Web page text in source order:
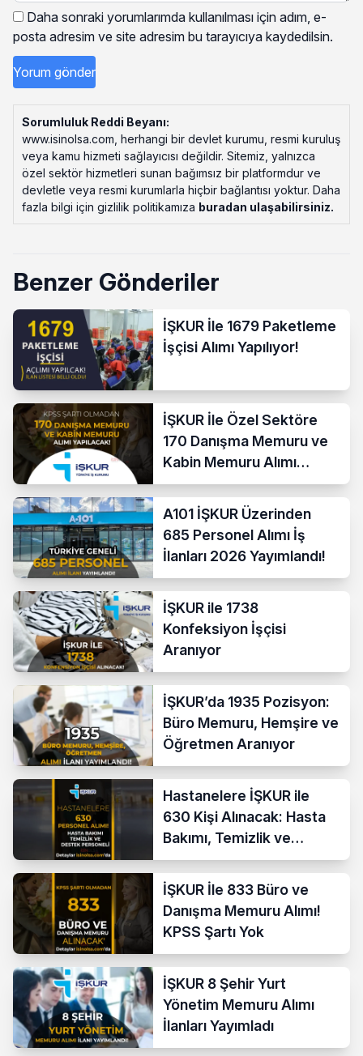
Daha sonraki yorumlarımda kullanılması için adım, e-
posta adresim ve site adresim bu tarayıcıya kaydedilsin.
Sorumluluk Reddi Beyanı:
www.isinolsa.com, herhangi bir devlet kurumu, resmi kuruluş
veya kamu hizmeti sağlayıcısı değildir. Sitemiz, yalnızca
özel sektör hizmetleri sunan bağımsız bir platformdur ve
devletle veya resmi kurumlarla hiçbir bağlantısı yoktur. Daha
fazla bilgi için gizlilik politikamıza buradan ulaşabilirsiniz.
Benzer Gönderiler
İŞKUR İle 1679 Paketleme
İşçisi Alımı Yapılıyor!
İŞKUR İle Özel Sektöre
170 Danışma Memuru ve
Kabin Memuru Alımı
Başladı
A101 İŞKUR Üzerinden
685 Personel Alımı İş
İlanları 2026 Yayımlandı!
İŞKUR ile 1738
Konfeksiyon İşçisi
Aranıyor
İŞKUR’da 1935 Pozisyon:
Büro Memuru, Hemşire ve
Öğretmen Aranıyor
Hastanelere İŞKUR ile
630 Kişi Alınacak: Hasta
Bakımı, Temizlik ve
Destek Personeli
İŞKUR İle 833 Büro ve
Danışma Memuru Alımı!
KPSS Şartı Yok
İŞKUR 8 Şehir Yurt
Yönetim Memuru Alımı
İlanları Yayımladı